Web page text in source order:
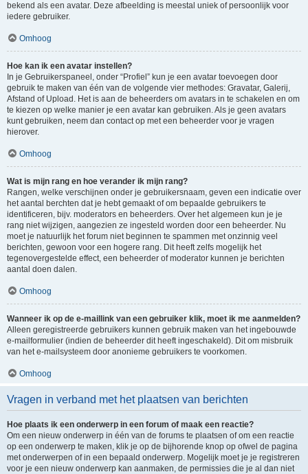
bekend als een avatar. Deze afbeelding is meestal uniek of persoonlijk voor
iedere gebruiker.
Omhoog
Hoe kan ik een avatar instellen?
In je Gebruikerspaneel, onder “Profiel” kun je een avatar toevoegen door
gebruik te maken van één van de volgende vier methodes: Gravatar, Galerij,
Afstand of Upload. Het is aan de beheerders om avatars in te schakelen en om
te kiezen op welke manier je een avatar kan gebruiken. Als je geen avatars
kunt gebruiken, neem dan contact op met een beheerder voor je vragen
hierover.
Omhoog
Wat is mijn rang en hoe verander ik mijn rang?
Rangen, welke verschijnen onder je gebruikersnaam, geven een indicatie over
het aantal berchten dat je hebt gemaakt of om bepaalde gebruikers te
identificeren, bijv. moderators en beheerders. Over het algemeen kun je je
rang niet wijzigen, aangezien ze ingesteld worden door een beheerder. Nu
moet je natuurlijk het forum niet beginnen te spammen met onzinnig veel
berichten, gewoon voor een hogere rang. Dit heeft zelfs mogelijk het
tegenovergestelde effect, een beheerder of moderator kunnen je berichten
aantal doen dalen.
Omhoog
Wanneer ik op de e-maillink van een gebruiker klik, moet ik me aanmelden?
Alleen geregistreerde gebruikers kunnen gebruik maken van het ingebouwde
e-mailformulier (indien de beheerder dit heeft ingeschakeld). Dit om misbruik
van het e-mailsysteem door anonieme gebruikers te voorkomen.
Omhoog
Vragen in verband met het plaatsen van berichten
Hoe plaats ik een onderwerp in een forum of maak een reactie?
Om een nieuw onderwerp in één van de forums te plaatsen of om een reactie
op een onderwerp te maken, klik je op de bijhorende knop op ofwel de pagina
met onderwerpen of in een bepaald onderwerp. Mogelijk moet je je registreren
voor je een nieuw onderwerp kan aanmaken, de permissies die je al dan niet